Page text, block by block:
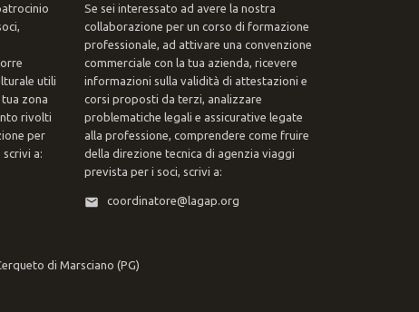
utili
tua zona
rivolti
per
a:
Se sei interessato ad avere la nostra
collaborazione per un corso di formazione
professionale, ad attivare una convenzione
commerciale con la tua azienda, ricevere
informazioni sulla validità di attestazioni e
corsi proposti da terzi, analizzare
problematiche legali e assicurative legate
alla professione, comprendere come fruire
della direzione tecnica di agenzia viaggi
prevista per i soci, scrivi a:
coordinatore@lagap.org
di Marsciano (PG)